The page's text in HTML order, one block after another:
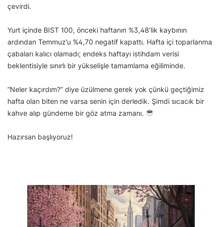
çevirdi.
Yurt içinde BIST 100, önceki haftanın %3,48’lik kaybının
ardından Temmuz’u %4,70 negatif kapattı. Hafta içi toparlanma
çabaları kalıcı olamadı; endeks haftayı istihdam verisi
beklentisiyle sınırlı bir yükselişle tamamlama eğiliminde.
“Neler kaçırdım?” diye üzülmene gerek yok çünkü geçtiğimiz
hafta olan biten ne varsa senin için derledik. Şimdi sıcacık bir
kahve alıp gündeme bir göz atma zamanı.
Hazırsan başlıyoruz!